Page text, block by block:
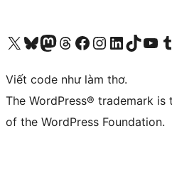
Truy cập tài khoản X (trước đây là Twitter) của chúng tôiVisit our Bluesky account
Visit our Mastodon account
Visit our Threads account
Xem trang Facebook của chúng tôiTruy cập tài khoản Instagram của chúng tôiTruy cập tài khoản LinkedIn của chúng tôiVisit our TikTok
Truy cập kênh YouTube của chúng tôi
Viết code như làm thơ.
The WordPress® trademark
of the WordPress Foundation.